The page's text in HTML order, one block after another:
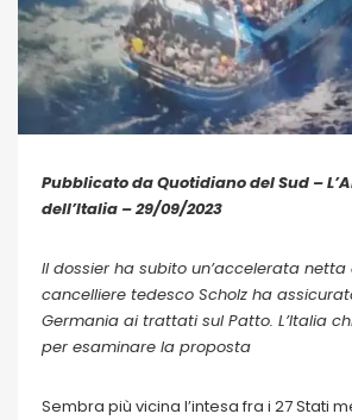
Pubblicato da Quotidiano del Sud –
dell’Italia – 29/09/2023
Il dossier ha subito un’accelerata
cancelliere tedesco Scholz ha
Germania ai trattati sul Patto. L’Italia
per esaminare la proposta
Sembra più vicina l’intesa fra i 27 Stati